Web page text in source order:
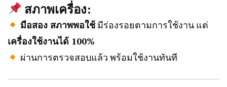
สภาพเครื่อง:
มือสอง สภาพพอใช้มีร่องรอยตามการใช้งาน แต่
เครื่องใช้งานได้ 100%
ผ่านการตรวจสอบแล้ว พร้อมใช้งานทันที